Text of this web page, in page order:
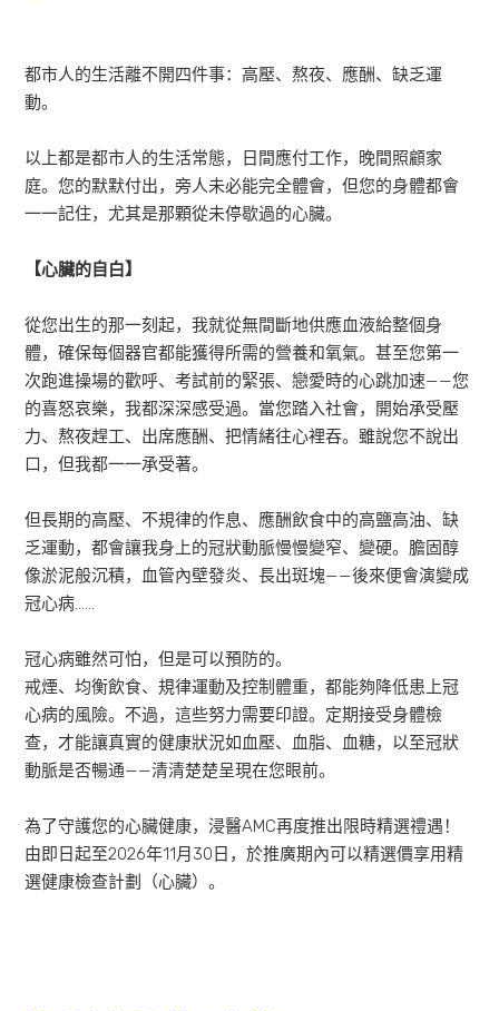
都市人的生活離不開四件事：高壓、熬夜、應酬、缺乏運
動。
以上都是都市人的生活常態，日間應付工作，晚間照顧家
庭。您的默默付出，旁人未必能完全體會，但您的身體都會
一一記住，尤其是那顆從未停歇過的心臟。
【心臟的自白】
從您出生的那一刻起，我就從無間斷地供應血液給整個身
體，確保每個器官都能獲得所需的營養和氧氣。甚至您第一
次跑進操場的歡呼、考試前的緊張、戀愛時的心跳加速——您
的喜怒哀樂，我都深深感受過。當您踏入社會，開始承受壓
力、熬夜趕工、出席應酬、把情緒往心裡吞。雖說您不說出
口，但我都一一承受著。
但長期的高壓、不規律的作息、應酬飲食中的高鹽高油、缺
乏運動，都會讓我身上的冠狀動脈慢慢變窄、變硬。膽固醇
像淤泥般沉積，血管內壁發炎、長出斑塊——後來便會演變成
冠心病……
冠心病雖然可怕，但是可以預防的。
戒煙、均衡飲食、規律運動及控制體重，都能夠降低患上冠
心病的風險。不過，這些努力需要印證。定期接受身體檢
查，才能讓真實的健康狀況如血壓、血脂、血糖，以至冠狀
動脈是否暢通——清清楚楚呈現在您眼前。
為了守護您的心臟健康，浸醫AMC再度推出限時精選禮遇！
由即日起至2026年11月30日，於推廣期內可以精選價享用精
選健康檢查計劃（心臟）。